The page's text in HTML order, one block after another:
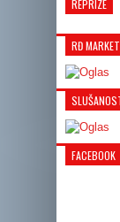
REPRIZE
RĐ
FACEBOOK